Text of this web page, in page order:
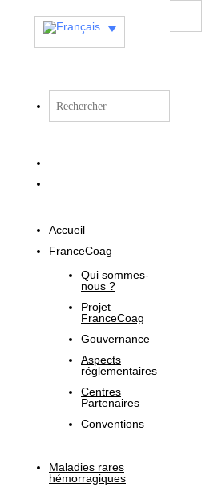
Accueil
FranceCoag
Qui sommes-
nous ?
Projet
FranceCoag
Gouvernance
Aspects
réglementaires
Centres
Partenaires
Conventions
Maladies rares
hémorragiques